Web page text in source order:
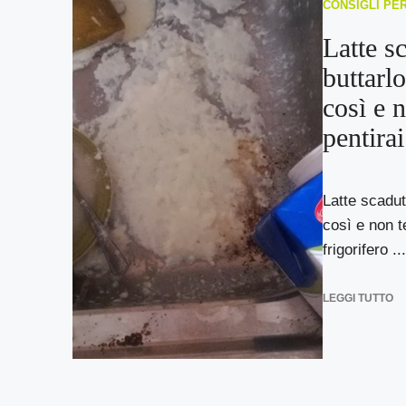
CONSIGLI
Latte
così e
pentirai
Latte
così e non
frigorifero ...
LEGGI TUTTO